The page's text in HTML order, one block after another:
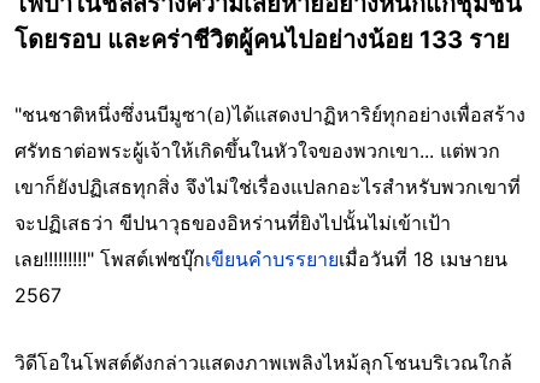
โดยรอบ และคร่าชีวิตผู้คนไปอย่างน้อย 133 ราย
"ชนชาติหนึ่งซึ่งนบีมูซา(อ)ได้แสดงปาฏิหาริย์ทุกอย่างเพื่อสร้าง
ศรัทธาต่อพระผู้เจ้าให้เกิดขึ้นในหัวใจของพวกเขา... แต่พวก
เขาก็ยังปฏิเสธทุกสิ่ง จึงไม่ใช่เรื่องแปลกอะไรสำหรับพวกเขาที่
จะปฏิเสธว่า ขีปนาวุธของอิหร่านที่ยิงไปนั้นไม่เข้าเป้า
เลย!!!!!!!!!" โพสต์เฟซบุ๊กเขียนคำบรรยายเมื่อวันที่ 18 เมษายน
2567
วิดีโอในโพสต์ดังกล่าวแสดงภาพเพลิงไหม้ลุกโชนบริเวณใกล้